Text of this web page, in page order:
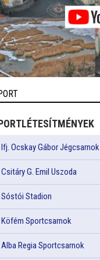
Ifj. Ocskay Gábor Jégcsarnok
Csitáry G. Emil Uszoda
Sóstói Stadion
Köfém Sportcsarnok
Alba Regia Sportcsarnok